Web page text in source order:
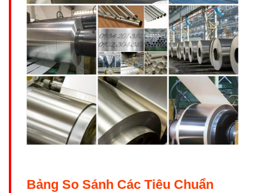
Bảng So Sánh Các Tiêu Chuẩn